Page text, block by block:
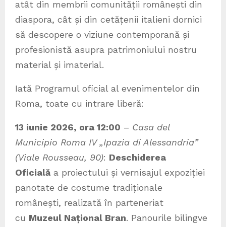
atât din membrii comunității românești din
diaspora, cât și din cetățenii italieni dornici
să descopere o viziune contemporană și
profesionistă asupra patrimoniului nostru
material și imaterial.
Iată Programul oficial al evenimentelor din
Roma, toate cu intrare liberă:
13 iunie 2026, ora 12:00 – Casa del
Municipio Roma IV „Ipazia di Alessandria”
(Viale Rousseau, 90): Deschiderea
Oficialăa proiectului și vernisajul expoziției
panotate de costume tradiționale
românești, realizată în parteneriat
cu Muzeul Național Bran. Panourile bilingve